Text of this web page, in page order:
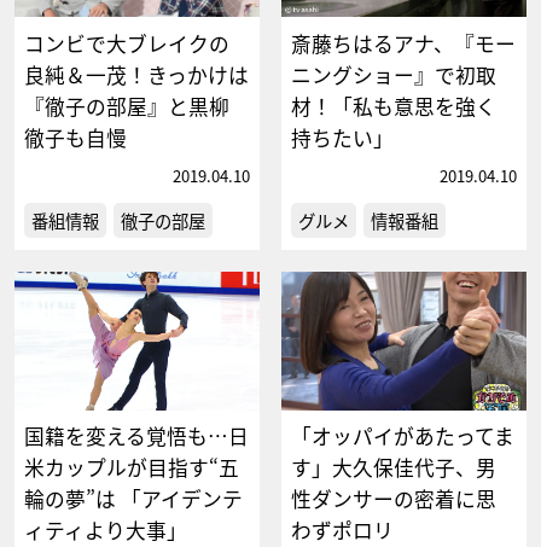
コンビで大ブレイクの
良純＆一茂！きっかけは
『徹子の部屋』と黒柳
徹子も自慢
2019.04.10
番組情報 徹子の部屋
斎藤ちはるアナ、『モー
ニングショー』で初取
材！「私も意思を強く
持ちたい」
2019.04.10
グルメ 情報番組
国籍を変える覚悟も…日
米カップルが目指す“五
輪の夢”は 「アイデンテ
ィティより大事」
「オッパイがあたってま
す」大久保佳代子、男
性ダンサーの密着に思
わずポロリ